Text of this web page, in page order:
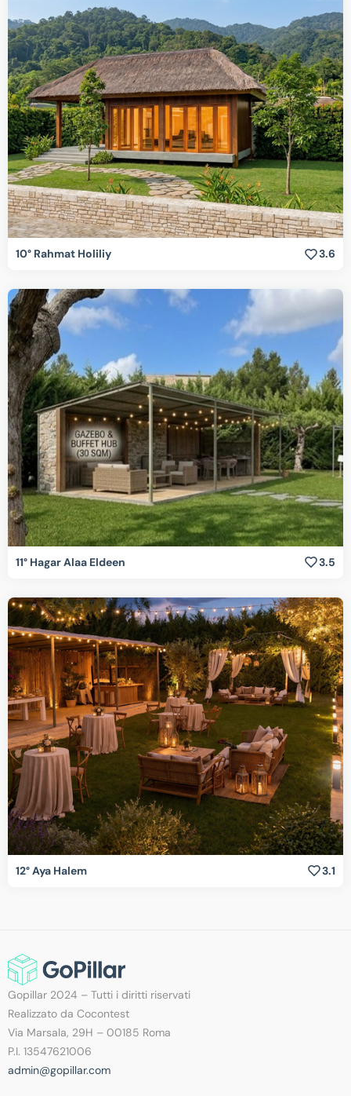
10° Rahmat Holiliy 3.6
11° Hagar Alaa Eldeen 3.5
12° Aya Halem 3.1
Gopillar 2024 – Tutti i diritti riservati
Realizzato da Cocontest
Via Marsala, 29H – 00185 Roma
P.I. 13547621006
admin@gopillar.com